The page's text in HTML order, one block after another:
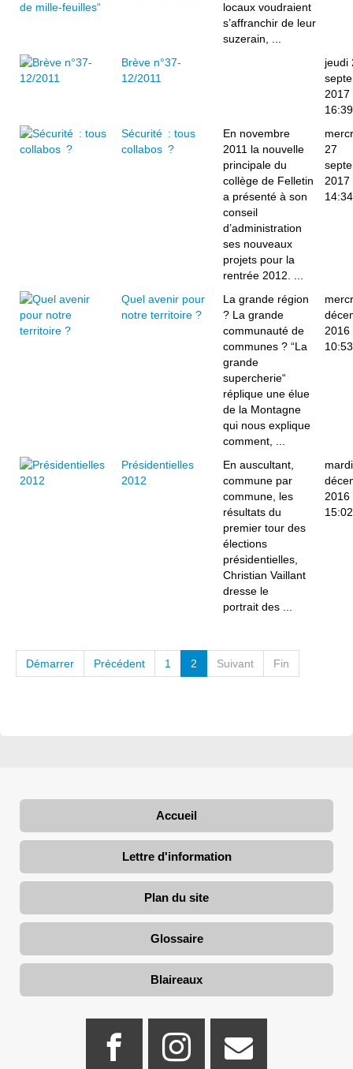
locaux voudraient
s’affranchir de leur
suzerain, ...
Brève n°37-
12/2011
jeudi
2017
16:39
Sécurité : tous
collabos ?
En novembre
2011 la nouvelle
principale du
collège de Felletin
a présenté à son
conseil
d’administration
ses nouveaux
projets pour la
rentrée 2012. ...
27
2017
14:34
Quel avenir pour
notre territoire ?
La grande région
? La grande
communauté de
communes ? “La
grande
supercherie“
réplique une élue
de la Montagne
qui nous explique
comment, ...
2016
10:53
Présidentielles
2012
En auscultant,
commune par
commune, les
résultats du
premier tour des
élections
présidentielles,
Christian Vaillant
dresse le
portrait des ...
2016
15:02
Démarrer Précédent 1 2 Suivant Fin
Accueil
Lettre d'information
Plan du site
Glossaire
Blaireaux